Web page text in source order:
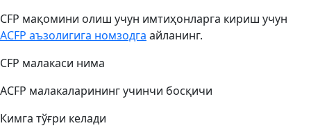
CFP мақомини олиш учун имтиҳонларга кириш учун
ACFP аъзолигига номзодга айланинг.
CFP малакаси нима
ACFP малакаларининг учинчи босқичи
Кимга тўғри келади